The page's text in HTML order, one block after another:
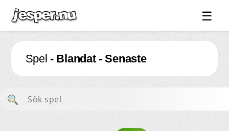
☰
Spel ↓
Bilder ↓
Forum ↓
Länkar
Spel - Blandat - Senaste